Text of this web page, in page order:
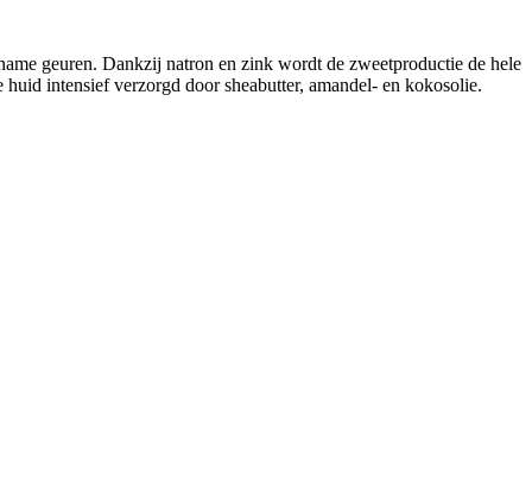
geuren. Dankzij natron en zink wordt de zweetproductie de hele
intensief verzorgd door sheabutter, amandel- en kokosolie.